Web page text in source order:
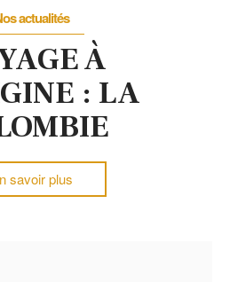
actualités
À
: LA
savoir plus